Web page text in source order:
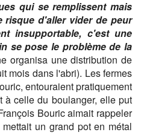
qui se remplissent mais
risque d'aller vider de peur
insupportable, c'est une
se pose le problème de la
organisa une distribution de
mois dans l'abri). Les fermes
entouraient pratiquement
à celle du boulanger, elle put
Bouric aimait rappeler
un grand pot en métal